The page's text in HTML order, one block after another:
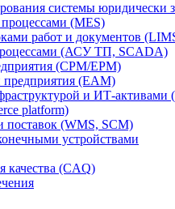
системы юридически
(MES)
работ и документов
(АСУ ТП, SCADA)
(CPM/EPM)
(EAM)
и ИТ-активами
platform)
поставок (WMS, SCM)
устройствами
качества (CAQ)